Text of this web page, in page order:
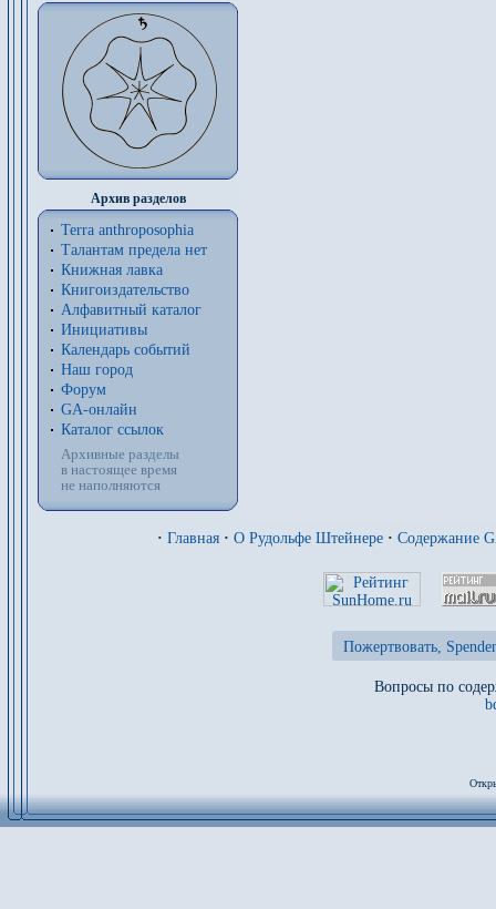
Архив разделов
Terra anthroposophia
Талантам предела нет
Книжная лавка
Книгоиздательство
Алфавитный каталог
Инициативы
Календарь событий
Наш город
Форум
GA-онлайн
Каталог ссылок
Архивные разделы
в настоящее время
не наполняются
· Главная · О Рудольфе Штейнере · Содержание
Пожертвовать,
Вопросы по